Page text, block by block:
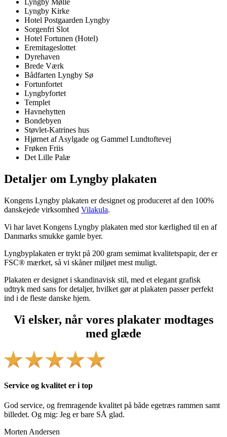
Lyngby Mølle
Lyngby Kirke
Hotel Postgaarden Lyngby
Sorgenfri Slot
Hotel Fortunen (Hotel)
Eremitageslottet
Dyrehaven
Brede Værk
Bådfarten Lyngby Sø
Fortunfortet
Lyngbyfortet
Templet
Havnehytten
Bondebyen
Støvlet-Katrines hus
Hjørnet af Asylgade og Gammel Lundtoftevej
Frøken Friis
Det Lille Palæ
Detaljer om Lyngby plakaten
Kongens Lyngby plakaten er designet og produceret af den 100%
danskejede virksomhed Vilakula.
Vi har lavet Kongens Lyngby plakaten med stor kærlighed til en af
Danmarks smukke gamle byer.
Lyngbyplakaten er trykt på 200 gram semimat kvalitetspapir, der er
FSC® mærket, så vi skåner miljøet mest muligt.
Plakaten er designet i skandinavisk stil, med et elegant grafisk
udtryk med sans for detaljer, hvilket gør at plakaten passer perfekt
ind i de fleste danske hjem.
Vi elsker, når vores plakater modtages
med glæde
Service og kvalitet er i top
God service, og fremragende kvalitet på både egetræs rammen samt
billedet. Og mig: Jeg er bare SÅ glad.
Morten Andersen